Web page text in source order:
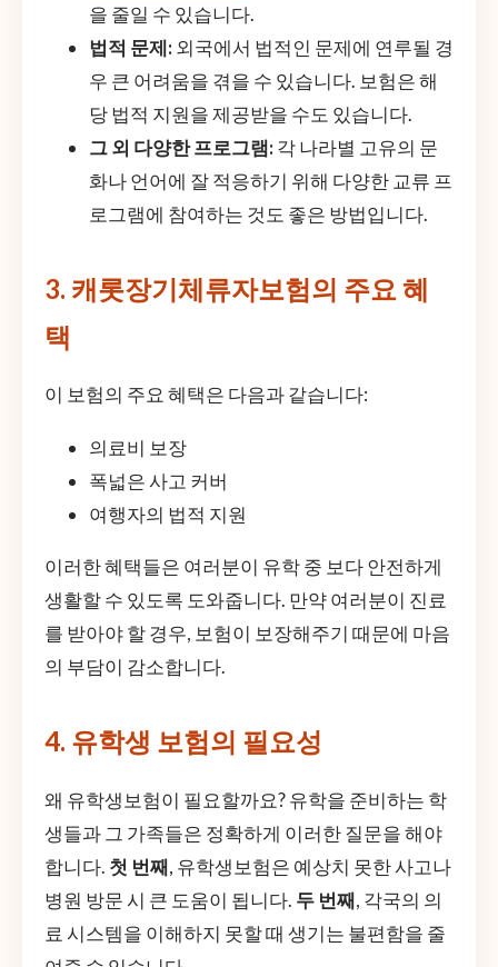
을 줄일 수 있습니다.
법적 문제: 외국에서 법적인 문제에 연루될 경
우 큰 어려움을 겪을 수 있습니다. 보험은 해
당 법적 지원을 제공받을 수도 있습니다.
그 외 다양한 프로그램: 각 나라별 고유의 문
화나 언어에 잘 적응하기 위해 다양한 교류 프
로그램에 참여하는 것도 좋은 방법입니다.
3. 캐롯장기체류자보험의 주요 혜
택
이 보험의 주요 혜택은 다음과 같습니다:
의료비 보장
폭넓은 사고 커버
여행자의 법적 지원
이러한 혜택들은 여러분이 유학 중 보다 안전하게
생활할 수 있도록 도와줍니다. 만약 여러분이 진료
를 받아야 할 경우, 보험이 보장해주기 때문에 마음
의 부담이 감소합니다.
4. 유학생 보험의 필요성
왜 유학생보험이 필요할까요? 유학을 준비하는 학
생들과 그 가족들은 정확하게 이러한 질문을 해야
합니다. 첫 번째, 유학생보험은 예상치 못한 사고나
병원 방문 시 큰 도움이 됩니다. 두 번째, 각국의 의
료 시스템을 이해하지 못할 때 생기는 불편함을 줄